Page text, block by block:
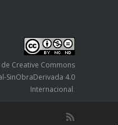
de Creative Commons
SinObraDerivada 4.0
Internacional